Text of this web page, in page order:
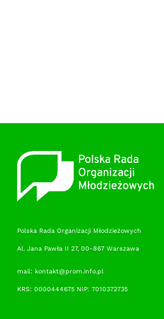
Polska Rada Organizacji Młodzieżowych
Al. Jana Pawła II 27, 00-867 Warszawa
mail: kontakt@prom.info.pl
KRS: 0000444675 NIP: 7010372735